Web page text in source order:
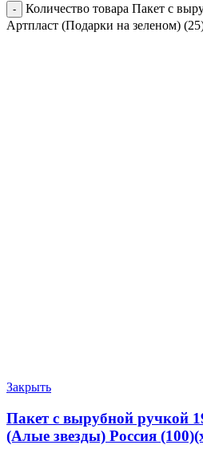
Количество товара Пакет с
Артпласт (Подарки на зеленом)
Закрыть
Пакет с вырубной ручкой
(Алые звезды) Россия